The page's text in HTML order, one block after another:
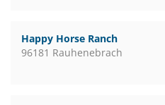
Happy Horse Ranch
96181 Rauhenebrach